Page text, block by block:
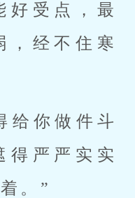
好受点，最
，经不住寒
给你做件斗
得严严实实
。”